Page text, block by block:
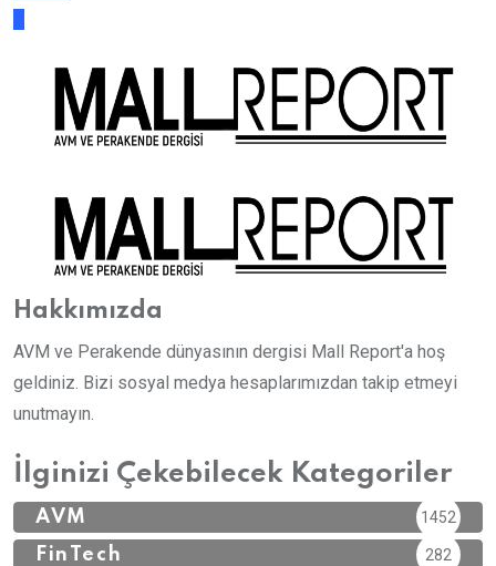
Hakkımızda
AVM ve Perakende dünyasının dergisi Mall Report'a hoş
geldiniz. Bizi sosyal medya hesaplarımızdan takip etmeyi
unutmayın.
İlginizi Çekebilecek Kategoriler
AVM 1452
FinTech 282